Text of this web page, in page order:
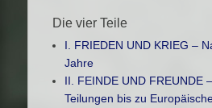
Die vier Teile
I. FRIEDEN UND KRIEG –
Jahre
II. FEINDE UND FREUNDE
Teilungen bis zu